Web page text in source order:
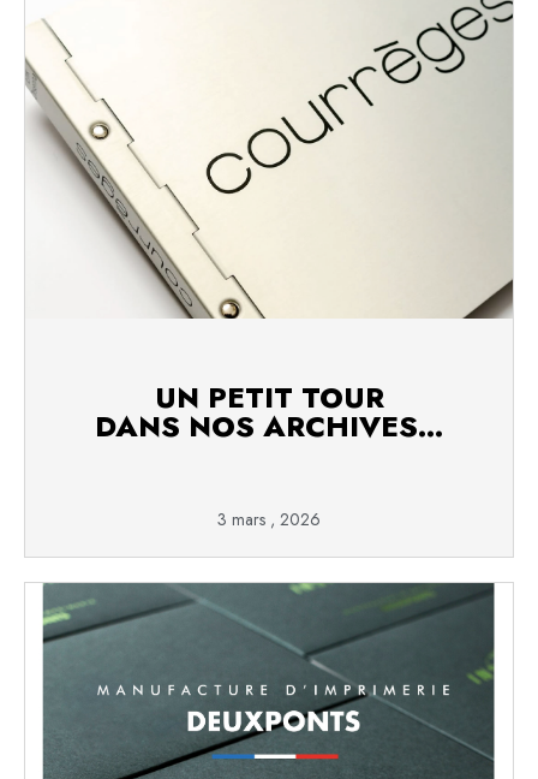
UN PETIT TOUR
DANS NOS ARCHIVES…
3 mars , 2026